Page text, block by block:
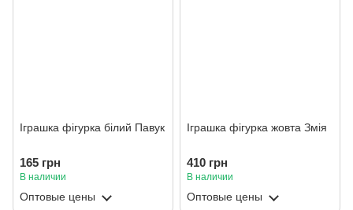
Іграшка фігурка білий Павук
165 грн
В наличии
Оптовые цены
Іграшка фігурка жовта Змія
410 грн
В наличии
Оптовые цены